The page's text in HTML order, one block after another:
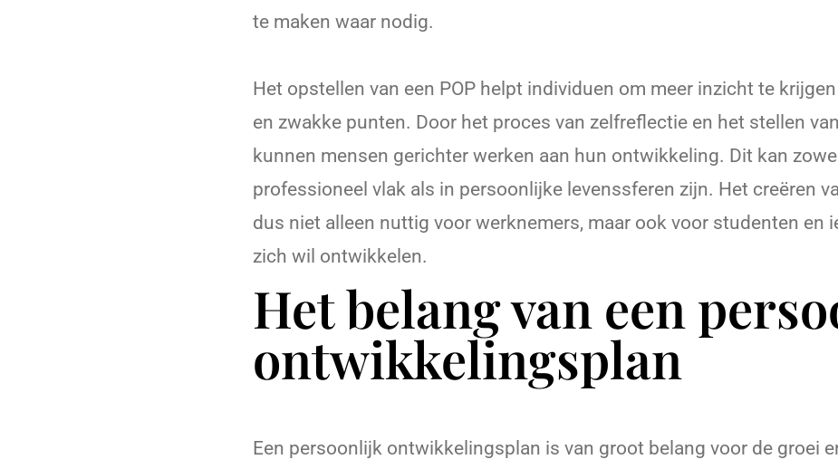
te maken waar nodig.
Het opstellen van een POP helpt individuen om meer inzicht te
en zwakke punten. Door het proces van zelfreflectie en het stellen
kunnen mensen gerichter werken aan hun ontwikkeling. Dit kan
professioneel vlak als in persoonlijke levenssferen zijn. Het creëren
dus niet alleen nuttig voor werknemers, maar ook voor studenten en
zich wil ontwikkelen.
Het belang van een
ontwikkelingsplan
Een persoonlijk ontwikkelingsplan is van groot belang voor de groei